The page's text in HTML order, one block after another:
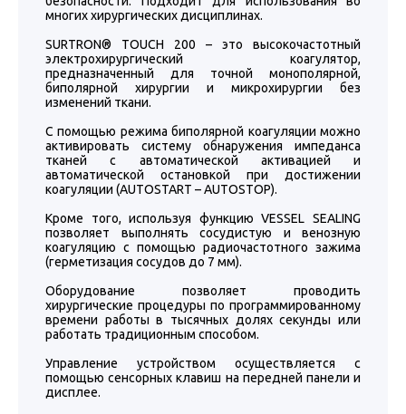
многих хирургических дисциплинах.
SURTRON® TOUCH 200 – это высокочастотный
электрохирургический коагулятор,
предназначенный для точной монополярной,
биполярной хирургии и микрохирургии без
изменений ткани.
С помощью режима биполярной коагуляции можно
активировать систему обнаружения импеданса
тканей с автоматической активацией и
автоматической остановкой при достижении
коагуляции (AUTOSTART – AUTOSTOP).
Кроме того, используя функцию VESSEL SEALING
позволяет выполнять сосудистую и венозную
коагуляцию с помощью радиочастотного зажима
(герметизация сосудов до 7 мм).
Оборудование позволяет проводить
хирургические процедуры по программированному
времени работы в тысячных долях секунды или
работать традиционным способом.
Управление устройством осуществляется с
помощью сенсорных клавиш на передней панели и
дисплее.